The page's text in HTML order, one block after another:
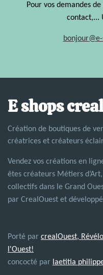
Pour vos demandes
contact,...
bonjour@
E shops
Création de boutiques de
créatrices et créateurs
Vendez vos créations en
êtes créateurs Métiers
collectifs dans le Grand
par CrealOuest et
Porté par crealOuest,
l'Ouest!
concocté par laetitia